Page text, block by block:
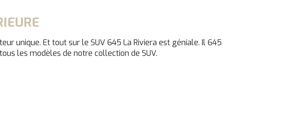
unique. Et tout sur le SUV 645 La Riviera est géniale. Il 645
les modèles de notre collection de SUV.